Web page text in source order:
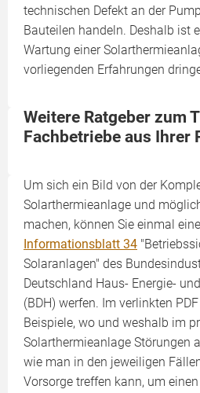
technischen Defekt an der
Bauteilen handeln. Deshalb ist
Wartung einer
vorliegenden Erfahrungen
Weitere Ratgeber zum
Fachbetriebe aus Ihrer
Um sich ein Bild von der
Solarthermieanlage und
machen, können Sie einmal
Informationsblatt 34
Solaranlagen" des
Deutschland Haus- Energie-
(BDH) werfen. Im verlinkten
Beispiele, wo und weshalb im
Solarthermieanlage Störungen
wie man in den jeweiligen
Vorsorge treffen kann, um